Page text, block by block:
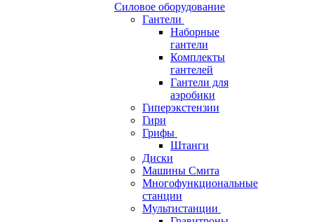
Силовое оборудование
Гантели
Наборные
гантели
Комплекты
гантелей
Гантели для
аэробики
Гиперэкстензии
Гири
Грифы
Штанги
Диски
Машины Смита
Многофункциональные
станции
Мультистанции